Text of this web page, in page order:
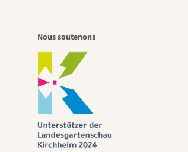
Nous soutenons